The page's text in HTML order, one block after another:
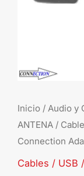
Inicio / Audio y
ANTENA /
Connection
Cables / USB
cantidad